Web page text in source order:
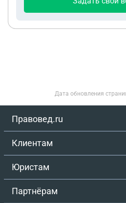
Дата обновления
Правовед.ru
Клиентам
Юристам
Партнёрам